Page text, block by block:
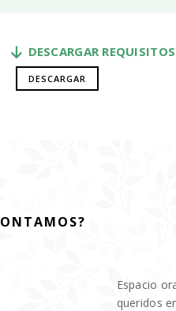
DESCARGAR REQUISITOS
DESCARGAR
Espacio
queridos